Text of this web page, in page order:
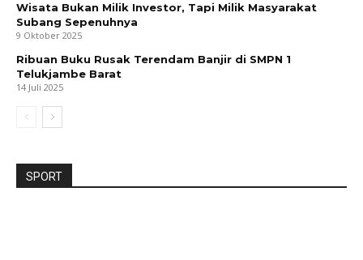
Wisata Bukan Milik Investor, Tapi Milik Masyarakat
Subang Sepenuhnya
9 Oktober 2025
Ribuan Buku Rusak Terendam Banjir di SMPN 1
Telukjambe Barat
14 Juli 2025
SPORT